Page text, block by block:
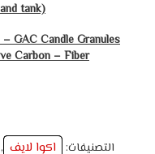
tank)
GAC Candle Granules
Carbon – Fiber
التصنيفات: اكوا لايف ,